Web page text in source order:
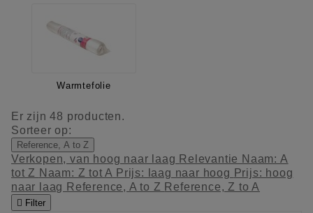
Warmtefolie
Er zijn 48 producten.
Sorteer op:
Reference, A to Z
Verkopen, van hoog naar laag Relevantie Naam: A
tot Z Naam: Z tot A Prijs: laag naar hoog Prijs: hoog
naar laag Reference, A to Z Reference, Z to A
 Filter